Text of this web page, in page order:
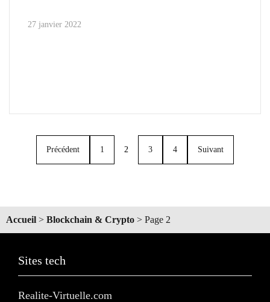
27 janvier 2022
Précédent 1 2 3 4 Suivant
Accueil > Blockchain & Crypto > Page 2
Sites tech
Realite-Virtuelle.com